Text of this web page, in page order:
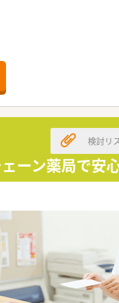
す。
ーン薬局で安心
検討リ